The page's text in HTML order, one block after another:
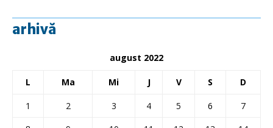
arhivă
august 2022
L Ma Mi J V S D
1 2 3 4 5 6
7